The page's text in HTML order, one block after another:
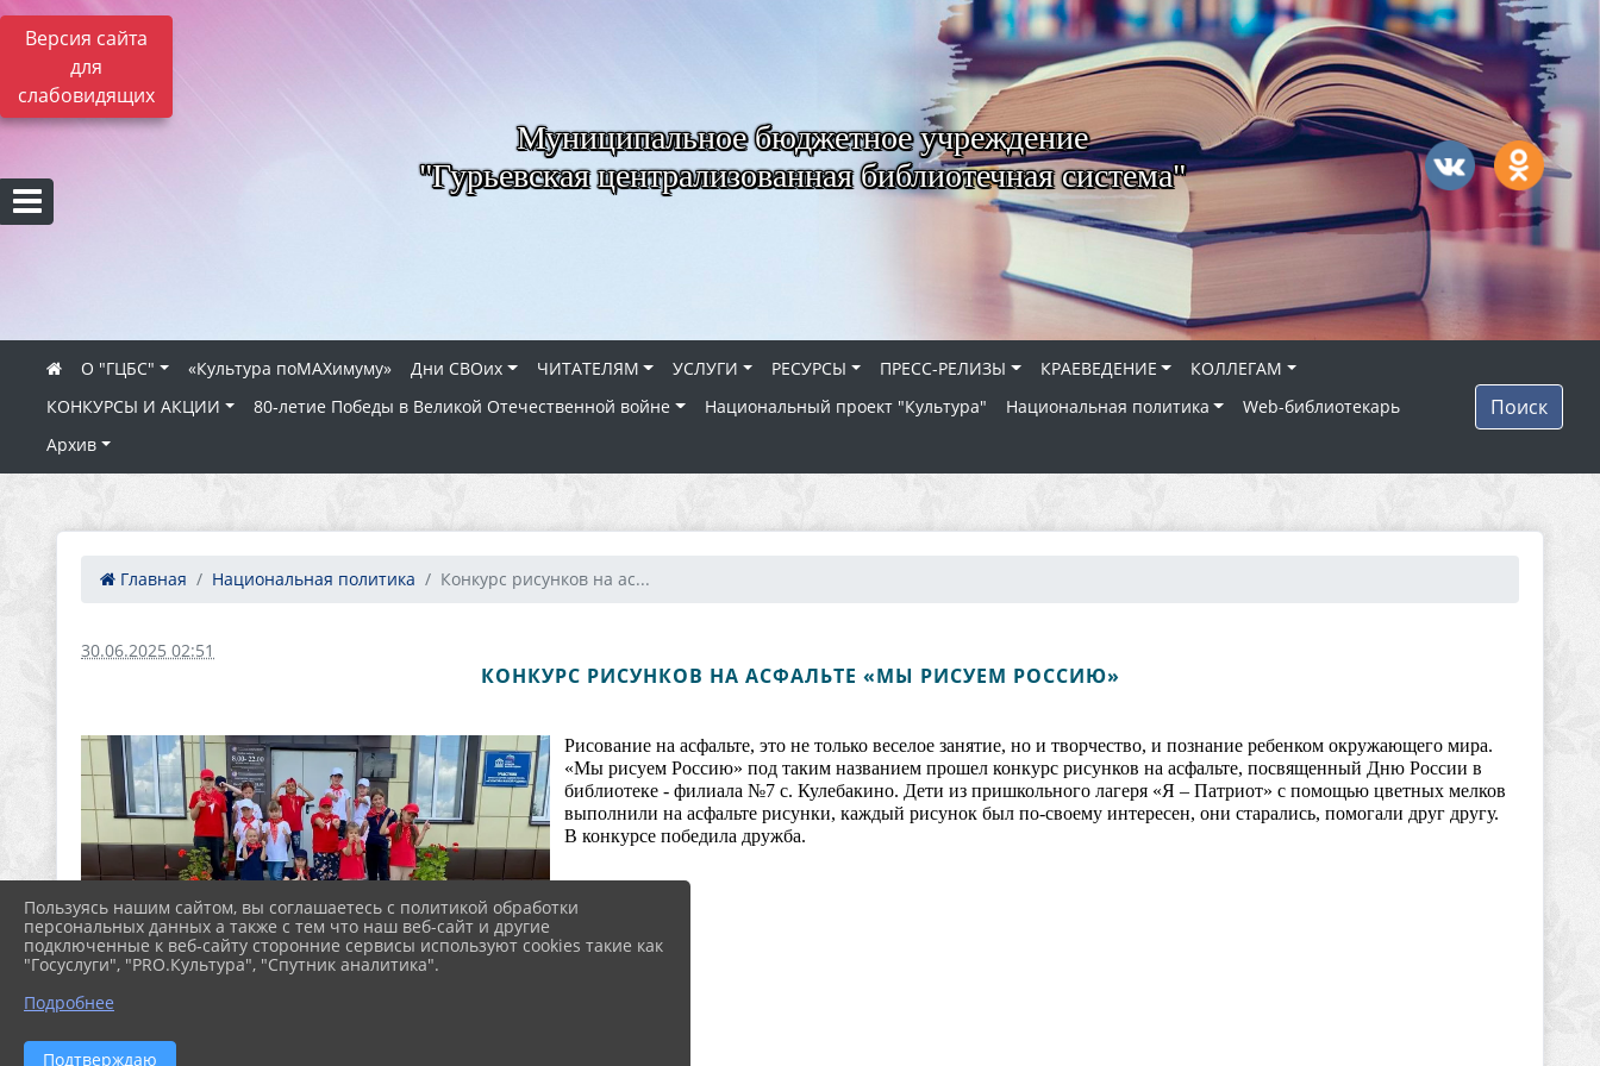
Версия сайта
для
слабовидящих
Муниципальное бюджетное учреждение
"Гурьевская централизованная библиотечная система"
О "ГЦБС" «Культура поMAXимуму» Дни СВОих ЧИТАТЕЛЯМ УСЛУГИ РЕСУРСЫ ПРЕСС-РЕЛИЗЫ КРАЕВЕДЕНИЕ
КОЛЛЕГАМ
КОНКУРСЫ И АКЦИИ
80‑летие Победы в Великой Отечественной войне Национальный проект "Культура" Национальная политика
Web-библиотекарь
Архив
Поиск
Главная Национальная политика Конкурс рисунков на ас...
30.06.2025 02:51
КОНКУРС РИСУНКОВ НА АСФАЛЬТЕ «МЫ РИСУЕМ РОССИЮ»
Рисование на асфальте, это не только веселое занятие, но и творчество, и познание ребенком окружающего мира.
«Мы рисуем Россию» под таким названием прошел конкурс рисунков на асфальте, посвященный Дню России в
библиотеке - филиала №7 с. Кулебакино. Дети из пришкольного лагеря «Я – Патриот» с помощью цветных мелков
выполнили на асфальте рисунки, каждый рисунок был по-своему интересен, они старались, помогали друг другу.
В конкурсе победила дружба.
Пользуясь нашим сайтом, вы соглашаетесь с политикой обработки
персональных данных а также с тем что наш веб-сайт и другие
подключенные к веб-сайту сторонние сервисы используют cookies такие как
"Госуслуги", "PRO.Культура", "Спутник аналитика".
Подробнее
Подтверждаю